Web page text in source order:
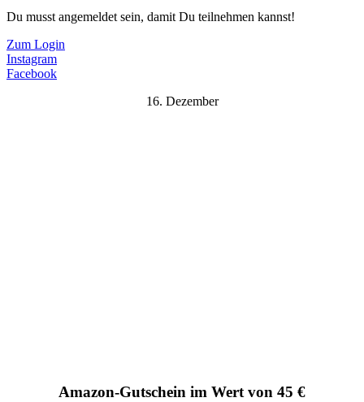
Du musst angemeldet sein, damit Du teilnehmen kannst!
Zum Login
Instagram
Facebook
16. Dezember
Amazon-Gutschein im Wert von 45 €